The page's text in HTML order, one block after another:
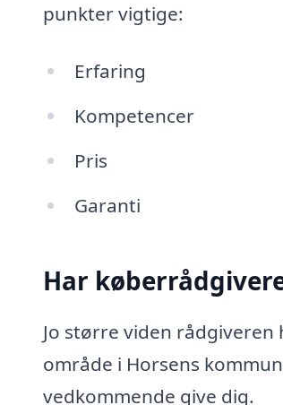
punkter vigtige:
Erfaring
Kompetencer
Pris
Garanti
Har
Jo større viden
område i Horsens
vedkommende give dig.